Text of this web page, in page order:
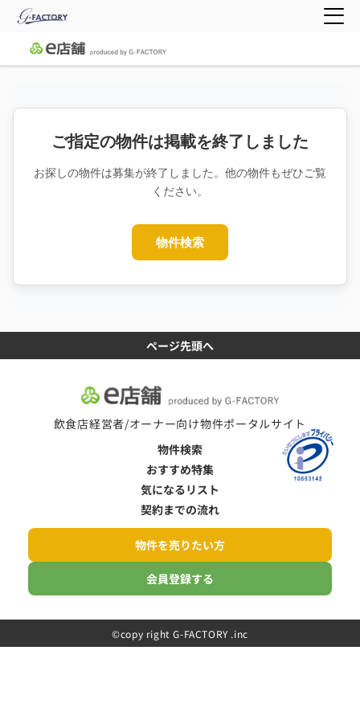
ご指定の物件は掲載を終了しました
お探しの物件は募集が終了しました。他の物件もぜひご覧
ください。
物件検索
ページ先頭へ
飲食店経営者/オーナー向け物件ポータルサイト
物件検索
おすすめ特集
気になるリスト
契約までの流れ
物件を売りたい方
会員登録する
©️copy right G-FACTORY .inc